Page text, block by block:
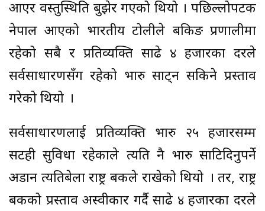
आएर वस्तुस्थिति बुझेर गएको थियो । पछिल्लोपटक
नेपाल आएको भारतीय टोलीले बैंकिङ प्रणालीमा
रहेको सबै र प्रतिव्यक्ति साढे ४ हजारका दरले
सर्वसाधारणसँग रहेको भारु साट्न सकिने प्रस्ताव
गरेको थियो ।
सर्वसाधारणलाई प्रतिव्यक्ति भारु २५ हजारसम्म
सटही सुविधा रहेकाले त्यति नै भारु साटिदिनुपर्ने
अडान त्यतिबेला राष्ट्र बैंकले राखेको थियो । तर, राष्ट्र
बैंकको प्रस्ताव अस्वीकार गर्दै साढे ४ हजारका दरले